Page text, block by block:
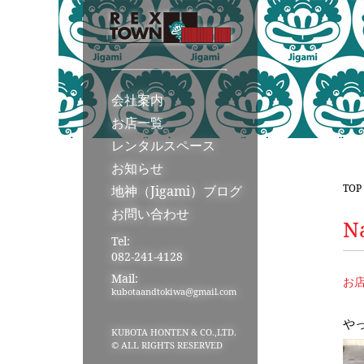
会社案内
お店一覧
レンタルスペース
お知らせ
地神（Jigami）ブログ
お問い合わせ
Tel:
082-241-4128
Mail:
kubotaandtokiwa@gmail.com
KUBOTA HONTEN & CO.,LTD.
© ALL RIGHTS RESERVED
TOP
お
や